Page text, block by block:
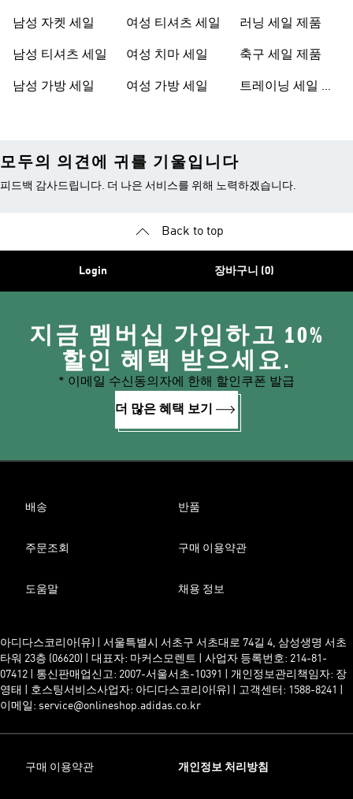
남성 자켓 세일
남성 티셔츠 세일
남성 가방 세일
여성 티셔츠 세일
여성 치마 세일
여성 가방 세일
러닝 세일 제품
축구 세일 제품
트레이닝 세일 제
모두의 의견에 귀를 기울입니다
피드백 감사드립니다. 더 나은 서비스를 위해 노력하겠습니다.
Back to top
Login 장바구니 (0)
지금 멤버십 가입하고 10%
할인 혜택 받으세요.
* 이메일 수신동의자에 한해 할인쿠폰 발급
더 많은 혜택 보기
배송 반품
주문조회 구매 이용약관
도움말 채용 정보
아디다스코리아(유) | 서울특별시 서초구 서초대로 74길 4, 삼성생명 서초
타워 23층 (06620) | 대표자: 마커스모렌트 | 사업자 등록번호: 214-81-
07412 | 통신판매업신고: 2007-서울서초-10391 | 개인정보관리책임자: 장
영태 | 호스팅서비스사업자: 아디다스코리아(유) | 고객센터: 1588-8241 |
이메일: service@onlineshop.adidas.co.kr
구매 이용약관 개인정보 처리방침